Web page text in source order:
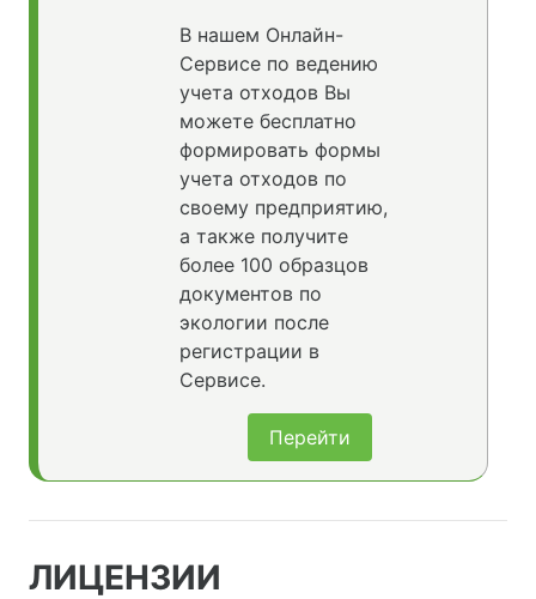
В нашем Онлайн-
Сервисе по ведению
учета отходов Вы
можете бесплатно
формировать формы
учета отходов по
своему предприятию,
а также получите
более 100 образцов
документов по
экологии после
регистрации в
Сервисе.
Перейти
ЛИЦЕНЗИИ